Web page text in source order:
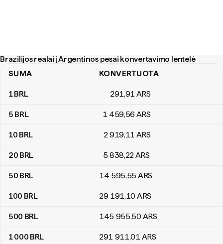
Brazilijos realai į Argentinos pesai konvertavimo lentelė
Brazilijos realai į Argentinos pesai konvertavimo lentelė
SUMA KONVERTUOTA
1BRL 291,91 ARS
5 BRL 1 459,56 ARS
10 BRL 2 919,11 ARS
20 BRL 5 838,22ARS
50 BRL 14 595,55 ARS
100 BRL 29 191,10 ARS
500 BRL 145 955,50 ARS
1 000 BRL 291 911,01 ARS